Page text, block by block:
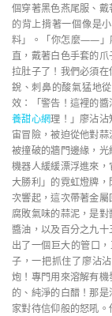
個穿著黑色燕尾服、
的背上揹著一個像是
料」。「你怎麼——」
直，戴著白色手套的
拉肚子了！我們必須
銳、刺鼻的酸氣猛地
效：「警告！這裡的
養甜心網理！」廖沾
宙冒險，被迫從他對
被撞破的牆門邊緣，
機器人緩緩漂浮進來
大勝利」的霓虹燈牌
次響起，這次帶著金
腐敗氣味的蒜泥，是
醬油，以及百分之九
出了一個巨大的管口
子，一把抓住了廖沾
炮！專門用來溶解有
的、純淨的白醋！那
家對待信仰般的怒吼